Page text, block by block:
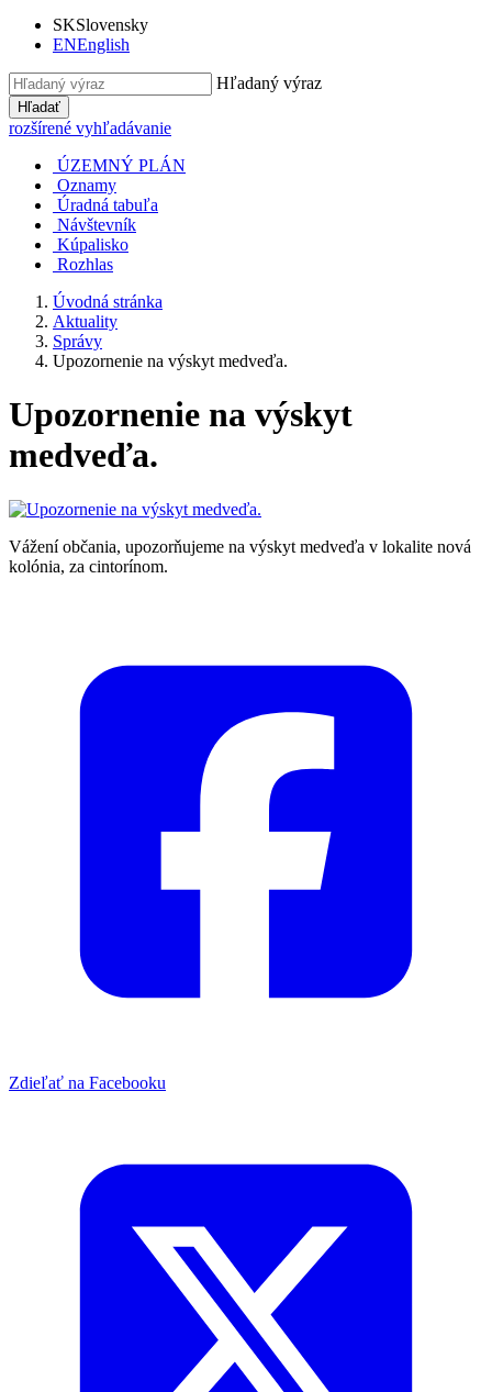
SKSlovensky
ENEnglish
Hľadaný výraz
Hľadať
rozšírené vyhľadávanie
ÚZEMNÝ PLÁN
Oznamy
Úradná tabuľa
Návštevník
Kúpalisko
Rozhlas
Úvodná stránka
Aktuality
Správy
Upozornenie na výskyt medveďa.
Upozornenie na výskyt
medveďa.
Vážení občania, upozorňujeme na výskyt medveďa v lokalite nová
kolónia, za cintorínom.
Zdieľať na Facebooku